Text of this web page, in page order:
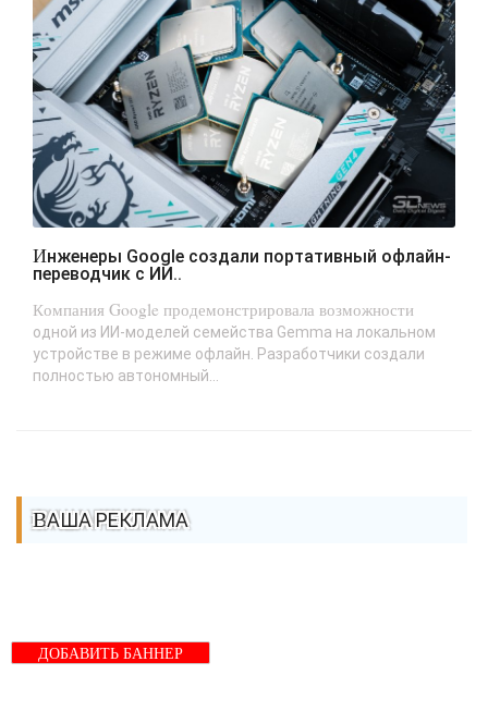
Инженеры Google создали портативный офлайн-
переводчик с ИИ..
Компания Google продемонстрировала возможности
одной из ИИ-моделей семейства Gemma на локальном
устройстве в режиме офлайн. Разработчики создали
полностью автономный...
ВАША РЕКЛАМА
ДОБАВИТЬ БАННЕР